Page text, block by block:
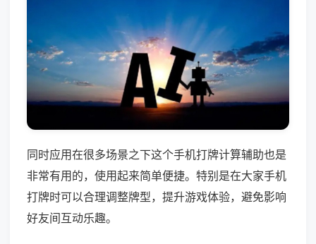
同时应用在很多场景之下这个手机打牌计算辅助也是
非常有用的，使用起来简单便捷。特别是在大家手机
打牌时可以合理调整牌型，提升游戏体验，避免影响
好友间互动乐趣。